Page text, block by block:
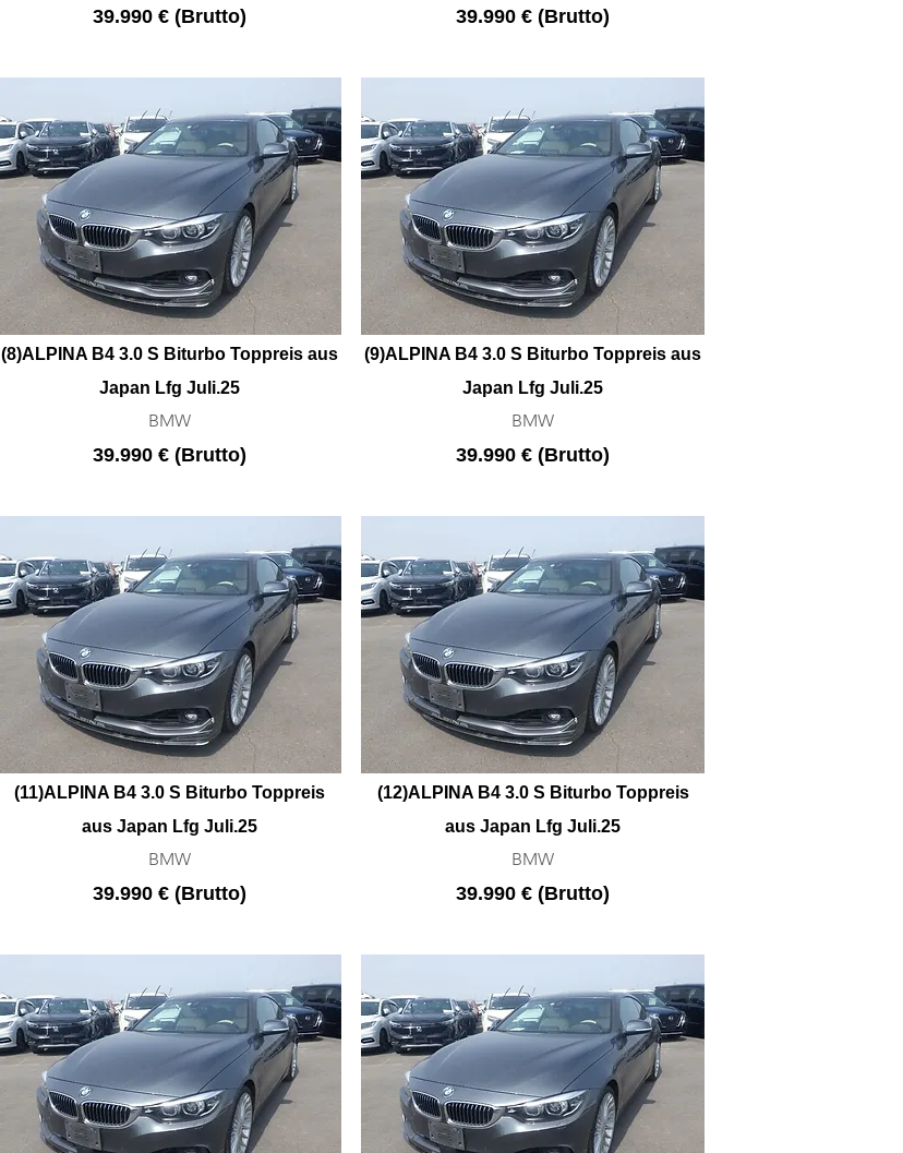
39.990 € (Brutto) 39.990 € (Brutto)
(8)ALPINA B4 3.0 S Biturbo Toppreis aus
Japan Lfg Juli.25
BMW
39.990 € (Brutto)
(9)ALPINA B4 3.0 S Biturbo Toppreis aus
Japan Lfg Juli.25
BMW
39.990 € (Brutto)
(11)ALPINA B4 3.0 S Biturbo Toppreis
aus Japan Lfg Juli.25
BMW
39.990 € (Brutto)
(12)ALPINA B4 3.0 S Biturbo Toppreis
aus Japan Lfg Juli.25
BMW
39.990 € (Brutto)